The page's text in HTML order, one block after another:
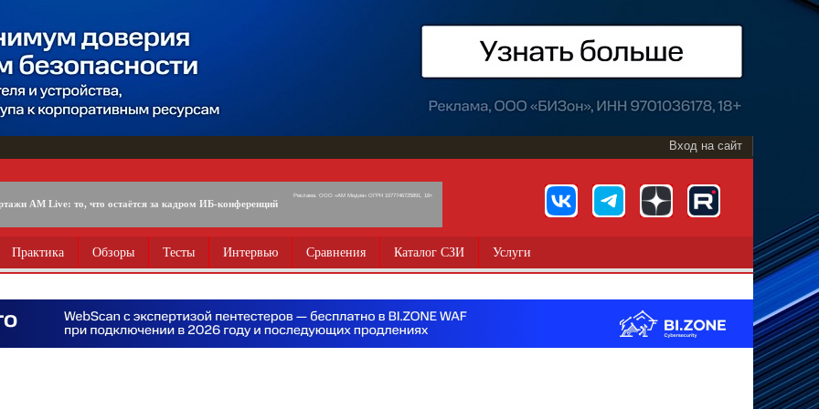
Вход на сайт
AM Live: то, что остаётся за кадром ИБ-конференций
Реклама. ООО «АМ Медиа» ОГРН 1077746725891, 18+
Практика Обзоры Тесты Интервью Сравнения Каталог СЗИ Услуги